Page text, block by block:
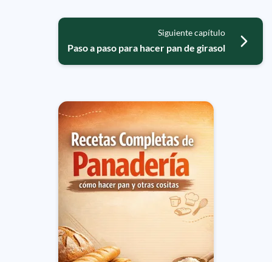
Siguiente capítulo
Paso a paso para hacer pan de girasol